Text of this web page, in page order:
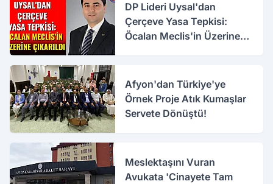
DP Lideri Uysal'dan
Çerçeve Yasa Tepkisi:
Öcalan Meclis'in Üzerine
Afyon'dan Türkiye'ye
Örnek Proje Atık Kumaşlar
Servete Dönüştü!
Meslektaşını Vuran
Avukata 'Cinayete Tam